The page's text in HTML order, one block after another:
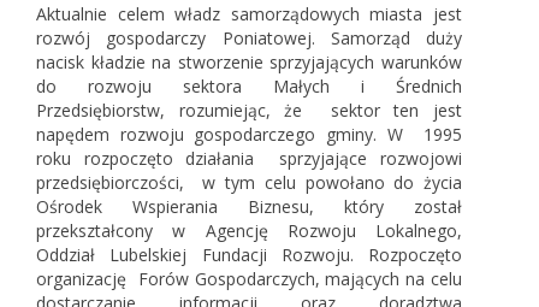
Aktualnie celem władz samorządowych miasta jest
rozwój gospodarczy Poniatowej. Samorząd duży
nacisk kładzie na stworzenie sprzyjających warunków
do rozwoju sektora Małych i Średnich
Przedsiębiorstw, rozumiejąc, że sektor ten jest
napędem rozwoju gospodarczego gminy. W 1995
roku rozpoczęto działania sprzyjające rozwojowi
przedsiębiorczości, w tym celu powołano do życia
Ośrodek Wspierania Biznesu, który został
przekształcony w Agencję Rozwoju Lokalnego,
Oddział Lubelskiej Fundacji Rozwoju. Rozpoczęto
organizację Forów Gospodarczych, mających na celu